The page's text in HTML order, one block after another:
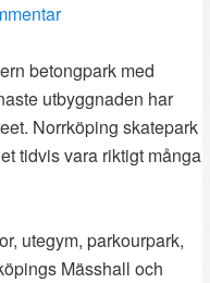
betongpark med
utbyggnaden har
Norrköping skatepark
tidvis vara riktigt många
utegym, parkourpark,
Mässhall och